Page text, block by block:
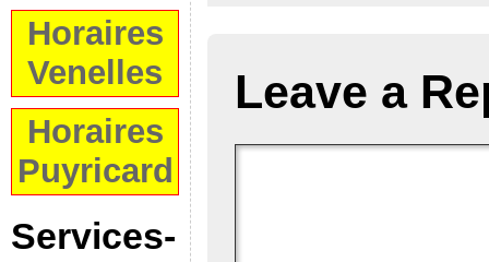
Horaires
Venelles
Horaires
Puyricard
Services-
Leave a